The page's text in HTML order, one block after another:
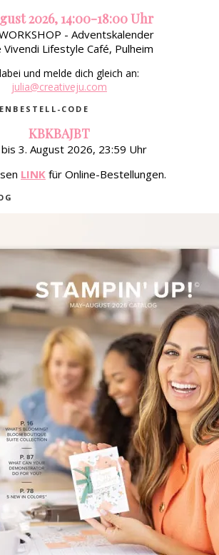
2026, 14:00-18:00 Uhr
- Adventskalender
Vivendi Lifestyle Café, Pulheim
und melde dich gleich an:
julia@creativeju.com
CODE
KBKBAJBT
3. August 2026, 23:59 Uhr
LINK für Online-Bestellungen.